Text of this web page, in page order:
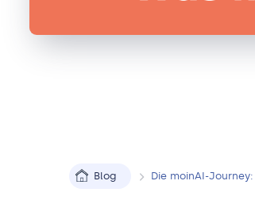
Blog Die moinAI-